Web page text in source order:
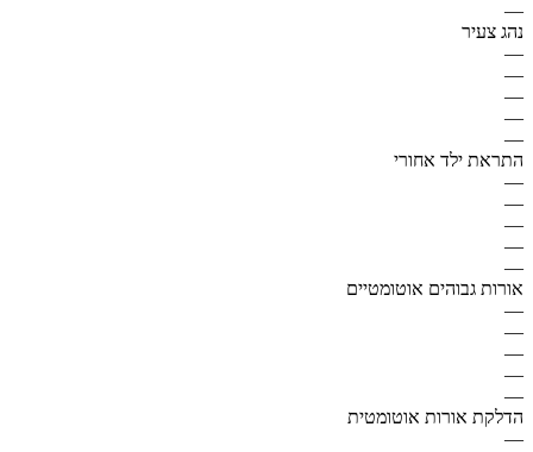
—
נהג צעיר
—
—
—
—
—
התראת ילד אחורי
—
—
—
—
—
אורות גבוהים אוטומטיים
—
—
—
—
—
הדלקת אורות אוטומטית
—